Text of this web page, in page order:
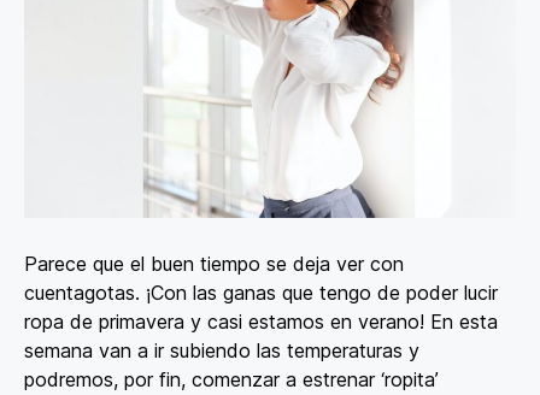
Parece que el buen tiempo se deja ver con
cuentagotas. ¡Con las ganas que tengo de poder lucir
ropa de primavera y casi estamos en verano! En esta
semana van a ir subiendo las temperaturas y
podremos, por fin, comenzar a estrenar ‘ropita’